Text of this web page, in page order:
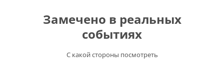
содержимомуЗамечено в реальных
событиях
С какой стороны посмотреть